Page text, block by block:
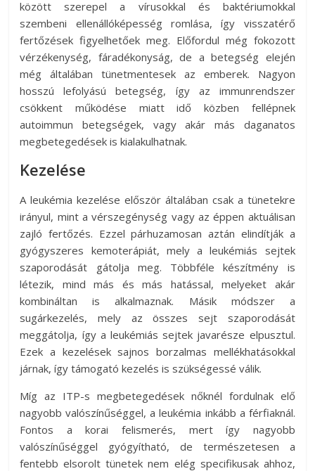
között szerepel a vírusokkal és baktériumokkal
szembeni ellenállóképesség romlása, így visszatérő
fertőzések figyelhetőek meg. Előfordul még fokozott
vérzékenység, fáradékonyság, de a betegség elején
még általában tünetmentesek az emberek. Nagyon
hosszú lefolyású betegség, így az immunrendszer
csökkent működése miatt idő közben fellépnek
autoimmun betegségek, vagy akár más daganatos
megbetegedések is kialakulhatnak.
Kezelése
A leukémia kezelése először általában csak a tünetekre
irányul, mint a vérszegénység vagy az éppen aktuálisan
zajló fertőzés. Ezzel párhuzamosan aztán elindítják a
gyógyszeres kemoterápiát, mely a leukémiás sejtek
szaporodását gátolja meg. Többféle készítmény is
létezik, mind más és más hatással, melyeket akár
kombináltan is alkalmaznak. Másik módszer a
sugárkezelés, mely az összes sejt szaporodását
meggátolja, így a leukémiás sejtek javarésze elpusztul.
Ezek a kezelések sajnos borzalmas mellékhatásokkal
járnak, így támogató kezelés is szükségessé válik.
Míg az ITP-s megbetegedések nőknél fordulnak elő
nagyobb valószínűséggel, a leukémia inkább a férfiaknál.
Fontos a korai felismerés, mert így nagyobb
valószínűséggel gyógyítható, de természetesen a
fentebb elsorolt tünetek nem elég specifikusak ahhoz,